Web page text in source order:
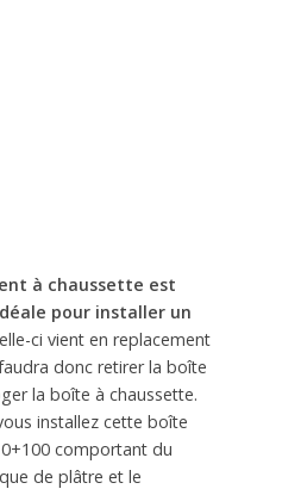
à chaussette est
pour installer un
ci vient en replacement
donc retirer la boîte
la boîte à chaussette.
installez cette boîte
comportant du
de plâtre et le